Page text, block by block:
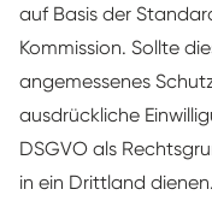
auf Basis der
Kommission. Sollte
angemessenes
ausdrückliche
DSGVO als
in ein Drittland